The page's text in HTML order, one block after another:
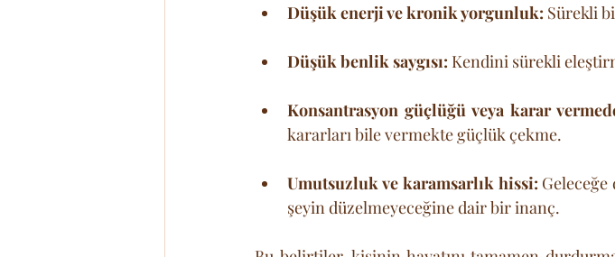
Düşük enerji ve kronik yorgunluk: Sürekli
Düşük benlik saygısı: Kendini sürekli
Konsantrasyon güçlüğü veya karar
kararları bile vermekte güçlük çekme.
Umutsuzluk ve karamsarlık hissi:
şeyin düzelmeyeceğine dair bir inanç.